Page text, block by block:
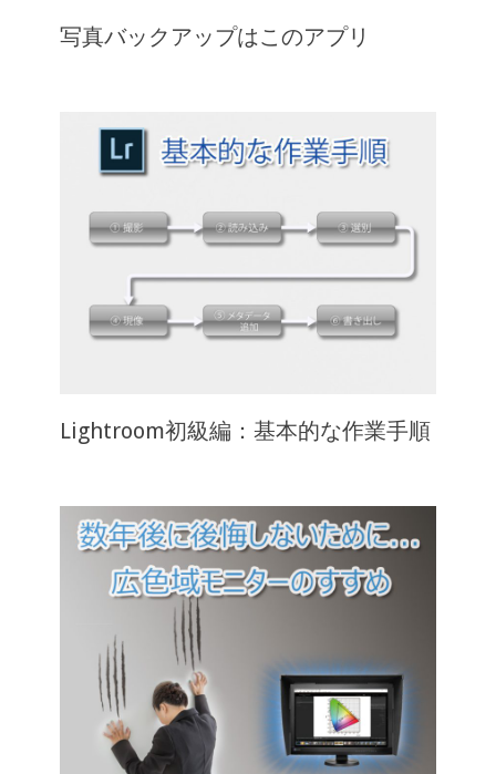
写真バックアップはこのアプリ
Lightroom初級編：基本的な作業手順